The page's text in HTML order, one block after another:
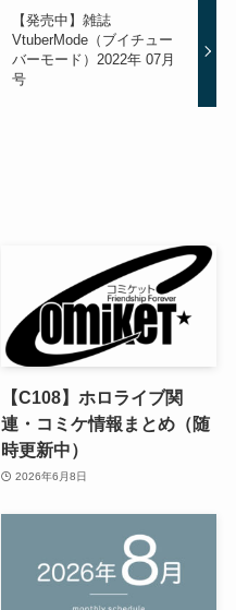
【発売中】雑誌
VtuberMode（ブイチュー
バーモード）2022年 07月
号
【C108】ホロライブ関
連・コミケ情報まとめ（随
時更新中）
2026年6月8日